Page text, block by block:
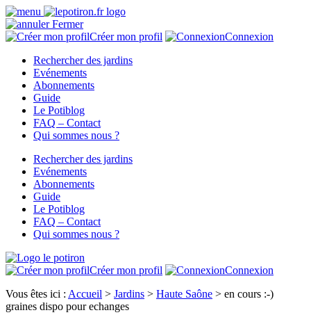
Fermer
Créer mon profil
Connexion
Rechercher des jardins
Evénements
Abonnements
Guide
Le Potiblog
FAQ – Contact
Qui sommes nous ?
Rechercher des jardins
Evénements
Abonnements
Guide
Le Potiblog
FAQ – Contact
Qui sommes nous ?
Créer mon profil
Connexion
Vous êtes ici : Accueil > Jardins > Haute Saône > en cours :-)
graines dispo pour echanges